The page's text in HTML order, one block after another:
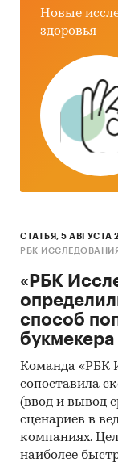
мира
Алкогольные
оборудование
Россия
Новые
здоровья
СТАТЬЯ, 5 АВГУСТА
РБК
«РБК
способ
Команда «РБК
сопоставила
(ввод и вывод
сценариев в
компаниях.
наиболее